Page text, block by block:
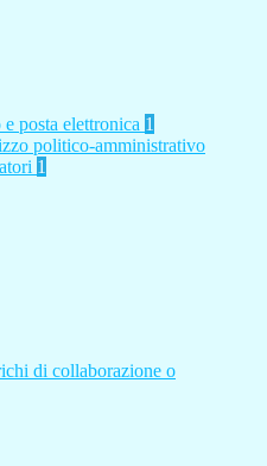
posta elettronica 1
politico-amministrativo
1
di collaborazione o